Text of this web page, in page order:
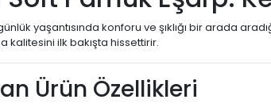
yaşantısında konforu ve şıklığı bir arada
kalitesini ilk bakışta hissettirir.
Ürün Özellikleri